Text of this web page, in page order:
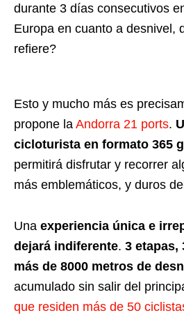
durante 3 días consecutivos
Europa en cuanto a desnivel,
refiere?
Esto y mucho más es
propone la Andorra 21 ports.
cicloturista en formato 365
permitirá disfrutar y recorrer
más emblemáticos, y duros
Una experiencia única e
dejará indiferente. 3 etapas,
más de 8000 metros de
acumulado sin salir del
que residen más de 50